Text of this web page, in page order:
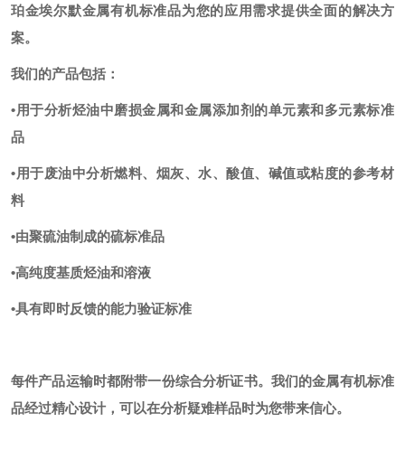
珀金埃尔默金属有机标准品为您的应用需求提供全面的解决方
案。
我们的产品包括：
•用于分析烃油中磨损金属和金属添加剂的单元素和多元素标准
品
•用于废油中分析燃料、烟灰、水、酸值、碱值或粘度的参考材
料
•由聚硫油制成的硫标准品
•高纯度基质烃油和溶液
•具有即时反馈的能力验证标准
每件产品运输时都附带一份综合分析证书。我们的金属有机标准
品经过精心设计，可以在分析疑难样品时为您带来信心。